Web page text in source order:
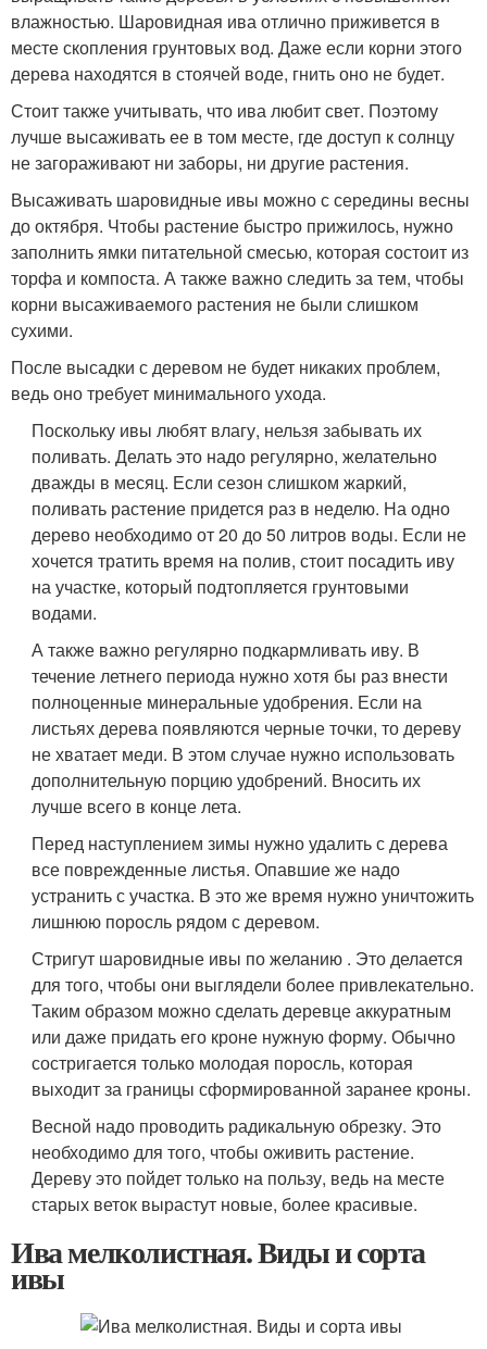
влажностью. Шаровидная ива отлично приживется в
месте скопления грунтовых вод. Даже если корни этого
дерева находятся в стоячей воде, гнить оно не будет.
Стоит также учитывать, что ива любит свет. Поэтому
лучше высаживать ее в том месте, где доступ к солнцу
не загораживают ни заборы, ни другие растения.
Высаживать шаровидные ивы можно с середины весны
до октября. Чтобы растение быстро прижилось, нужно
заполнить ямки питательной смесью, которая состоит из
торфа и компоста. А также важно следить за тем, чтобы
корни высаживаемого растения не были слишком
сухими.
После высадки с деревом не будет никаких проблем,
ведь оно требует минимального ухода.
Поскольку ивы любят влагу, нельзя забывать их
поливать. Делать это надо регулярно, желательно
дважды в месяц. Если сезон слишком жаркий,
поливать растение придется раз в неделю. На одно
дерево необходимо от 20 до 50 литров воды. Если не
хочется тратить время на полив, стоит посадить иву
на участке, который подтопляется грунтовыми
водами.
А также важно регулярно подкармливать иву. В
течение летнего периода нужно хотя бы раз внести
полноценные минеральные удобрения. Если на
листьях дерева появляются черные точки, то дереву
не хватает меди. В этом случае нужно использовать
дополнительную порцию удобрений. Вносить их
лучше всего в конце лета.
Перед наступлением зимы нужно удалить с дерева
все поврежденные листья. Опавшие же надо
устранить с участка. В это же время нужно уничтожить
лишнюю поросль рядом с деревом.
Стригут шаровидные ивы по желанию . Это делается
для того, чтобы они выглядели более привлекательно.
Таким образом можно сделать деревце аккуратным
или даже придать его кроне нужную форму. Обычно
состригается только молодая поросль, которая
выходит за границы сформированной заранее кроны.
Весной надо проводить радикальную обрезку. Это
необходимо для того, чтобы оживить растение.
Дереву это пойдет только на пользу, ведь на месте
старых веток вырастут новые, более красивые.
Ива мелколистная. Виды и сорта
ивы